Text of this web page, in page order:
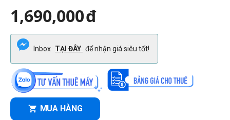
1,690,000đ
Inbox TẠI ĐÂY để nhận giá siêu tốt!
MUA HÀNG